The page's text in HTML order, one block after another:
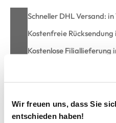
Wir freuen uns, dass Sie
entschieden haben!
Schneller DHL Versand:
Kostenfreie Rücksendung
Kostenlose Filiallieferung